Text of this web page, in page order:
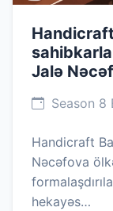
Handicraft
Jalə
Season 8
Handicraft
Nəcəfova
hekayəs…